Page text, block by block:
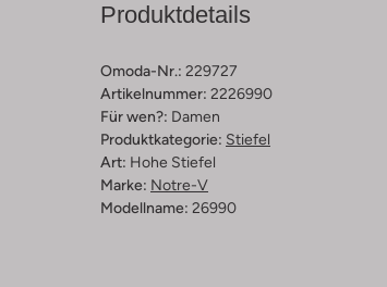
Produktdetails
Omoda-Nr.: 229727
Artikelnummer: 2226990
Für wen?: Damen
Produktkategorie: Stiefel
Art: Hohe Stiefel
Marke: Notre-V
Modellname: 26990